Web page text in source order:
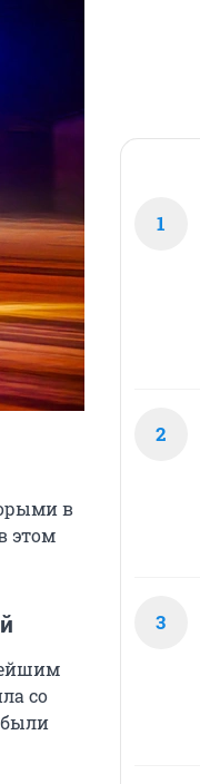
в
этом
со
были
1
2
3